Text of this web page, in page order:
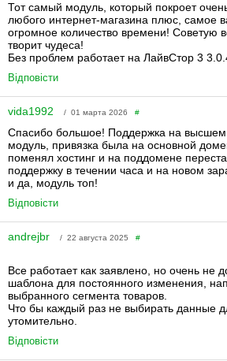
Тот самый модуль, который покроет
любого интернет-магазина плюс, самое
огромное количество времени! Советую
творит чудеса!
Без проблем работает на ЛайвСтор 3
Відповісти
vida1992 / 01 марта 2026 #
Спасибо большое! Поддержка на высшем
модуль, привязка была на основной
поменял хостинг и на поддомене
поддержку в течении часа и на новом
и да, модуль топ!
Відповісти
andrejbr / 22 августа 2025 #
Все работает как заявлено, но очень не
шаблона для постоянного изменения,
выбранного сегмента товаров.
Что бы каждый раз не выбирать данные
утомительно.
Відповісти